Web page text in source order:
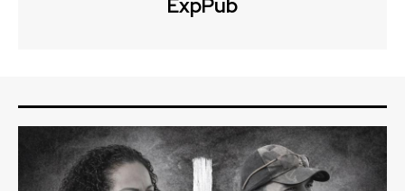
ExpPub